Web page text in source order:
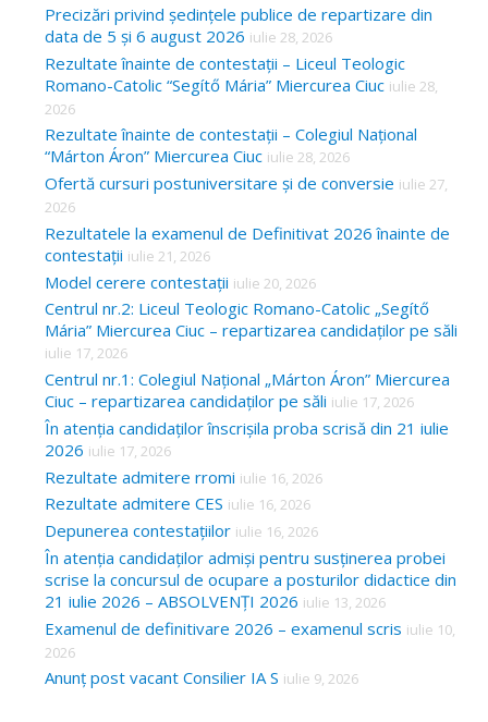
Precizări privind ședințele publice de repartizare din
data de 5 și 6 august 2026 iulie 28, 2026
Rezultate înainte de contestații – Liceul Teologic
Romano-Catolic “Segítő Mária” Miercurea Ciuc iulie 28,
2026
Rezultate înainte de contestații – Colegiul Național
“Márton Áron” Miercurea Ciuc iulie 28, 2026
Ofertă cursuri postuniversitare și de conversie iulie 27,
2026
Rezultatele la examenul de Definitivat 2026 înainte de
contestații iulie 21, 2026
Model cerere contestații iulie 20, 2026
Centrul nr.2: Liceul Teologic Romano-Catolic „Segítő
Mária” Miercurea Ciuc – repartizarea candidaților pe săli
iulie 17, 2026
Centrul nr.1: Colegiul Național „Márton Áron” Miercurea
Ciuc – repartizarea candidaților pe săli iulie 17, 2026
În atenția candidaților înscrișila proba scrisă din 21 iulie
2026 iulie 17, 2026
Rezultate admitere rromi iulie 16, 2026
Rezultate admitere CES iulie 16, 2026
Depunerea contestațiilor iulie 16, 2026
În atenția candidaților admiși pentru susținerea probei
scrise la concursul de ocupare a posturilor didactice din
21 iulie 2026 – ABSOLVENȚI 2026 iulie 13, 2026
Examenul de definitivare 2026 – examenul scris iulie 10,
2026
Anunț post vacant Consilier IA S iulie 9, 2026